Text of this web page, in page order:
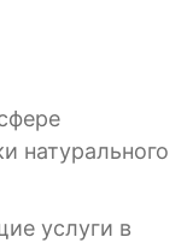
натурального
услуги в